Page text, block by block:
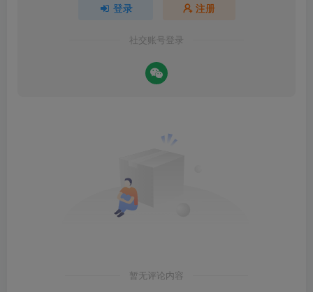
登录 注册
社交账号登录
暂无评论内容